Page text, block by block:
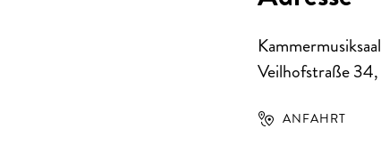
Kammermusiksaal
Veilhofstraße 34,
ANFAHRT